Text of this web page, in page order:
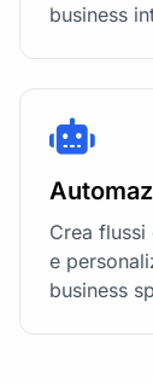
business
Crea
e
business